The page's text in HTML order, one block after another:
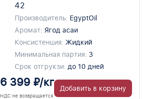
42
Производитель: EgyptOil
Аромат: Ягод асаи
Консистенция: Жидкий
Минимальная партия: 3
Срок отгрукзи: до 10 дней
6 399 ₽/кг
НДС не возвращается
Добавить в корзину